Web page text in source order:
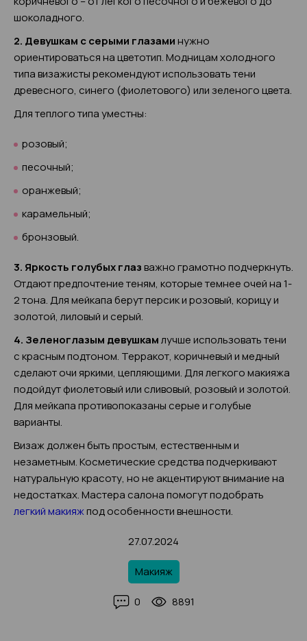
шоколадного.
2. Девушкам с серыми глазаминужно
ориентироваться на цветотип. Модницам холодного
типа визажисты рекомендуют использовать тени
древесного, синего (фиолетового) или зеленого цвета.
Для теплого типа уместны:
розовый;
песочный;
оранжевый;
карамельный;
бронзовый.
3. Яркость голубых глазважно грамотно подчеркнуть.
Отдают предпочтение теням, которые темнее очей на 1-
2 тона. Для мейкапа берут персик и розовый, корицу и
золотой, лиловый и серый.
4. Зеленоглазым девушкамлучше использовать тени
с красным подтоном. Терракот, коричневый и медный
сделают очи яркими, цепляющими. Для легкого макияжа
подойдут фиолетовый или сливовый, розовый и золотой.
Для мейкапа противопоказаны серые и голубые
варианты.
Визаж должен быть простым, естественным и
незаметным. Косметические средства подчеркивают
натуральную красоту, но не акцентируют внимание на
недостатках. Мастера салона помогут подобрать
легкий макияжпод особенности внешности.
27.07.2024
Макияж
0 8891